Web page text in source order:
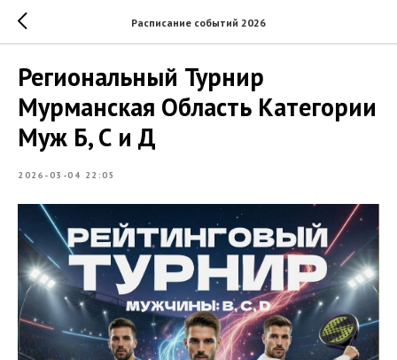
Расписание событий 2026
Региональный Турнир
Мурманская Область Категории
Муж Б, С и Д
2026-03-04 22:05